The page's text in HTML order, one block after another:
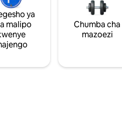
ya
malipo
Chumba cha
mazoezi